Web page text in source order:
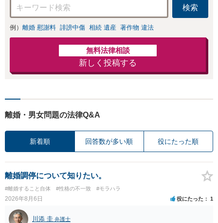
きる解決を目指し
ます。
検索
例） 離婚 慰謝料 誹謗中傷 相続 遺産 著作物 違法
無料法律相談
新しく投稿する
離婚・男女問題の法律Q&A
新着順 回答数が多い順 役にたった順
離婚調停について知りたい。
#離婚すること自体 #性格の不一致 #モラハラ
2026年8月6日 役にたった 1
川添 圭 弁護士